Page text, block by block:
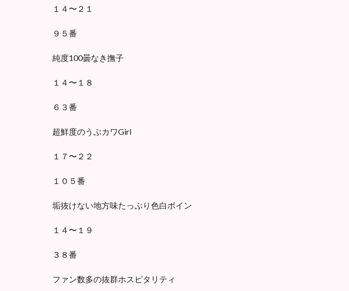
１４〜２１
９５番
純度100曇なき撫子
１４〜１８
６３番
超鮮度のうぶカワGirl
１７〜２２
１０５番
垢抜けない地方味たっぷり色白ボイン
１４〜１９
３８番
ファン数多の抜群ホスピタリティ